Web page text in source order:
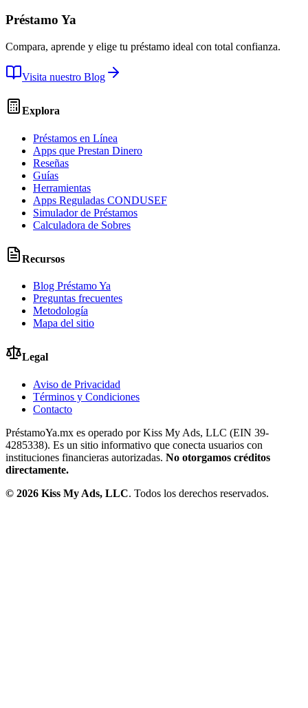
Préstamo Ya
Compara, aprende y elige tu préstamo ideal con total confianza.
Visita nuestro Blog
Explora
Préstamos en Línea
Apps que Prestan Dinero
Reseñas
Guías
Herramientas
Apps Reguladas CONDUSEF
Simulador de Préstamos
Calculadora de Sobres
Recursos
Blog Préstamo Ya
Preguntas frecuentes
Metodología
Mapa del sitio
Legal
Aviso de Privacidad
Términos y Condiciones
Contacto
PréstamoYa.mx es operado por Kiss My Ads, LLC (EIN 39-
4285338). Es un sitio informativo que conecta usuarios con
instituciones financieras autorizadas. No otorgamos créditos
directamente.
© 2026 Kiss My Ads, LLC. Todos los derechos reservados.